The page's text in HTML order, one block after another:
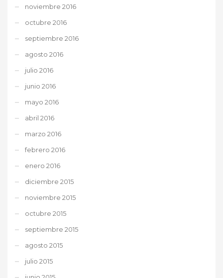
noviembre 2016
octubre 2016
septiembre 2016
agosto 2016
julio 2016
junio 2016
mayo 2016
abril 2016
marzo 2016
febrero 2016
enero 2016
diciembre 2015
noviembre 2015
octubre 2015
septiembre 2015
agosto 2015
julio 2015